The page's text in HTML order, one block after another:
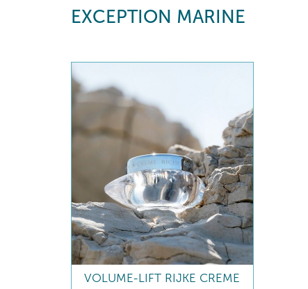
EXCEPTION MARINE
VOLUME-LIFT RIJKE CREME